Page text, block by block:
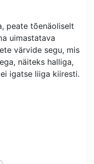
peate tõenäoliselt
uimastatava
värvide segu, mis
näiteks halliga,
igatse liiga kiiresti.